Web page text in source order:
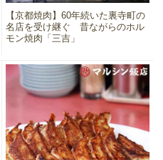
【京都焼肉】60年続いた裏寺町の
名店を受け継ぐ 昔ながらのホル
モン焼肉「三吉」